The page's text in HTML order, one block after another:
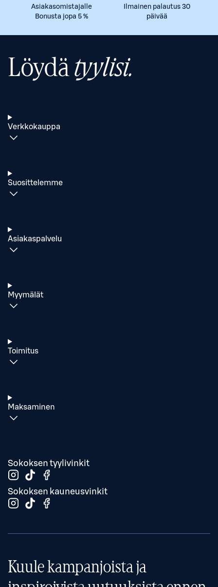
Asiakasomistajalle
Bonusta jopa 5 %
Ilmainen palautus 30
päivää
Löydätyylisi.
Verkkokauppa
Suosittelemme
Asiakaspalvelu
Myymälät
Toimitus
Maksaminen
Sokoksen tyylivinkit
Sokoksen kauneusvinkit
Kuule kampanjoista ja